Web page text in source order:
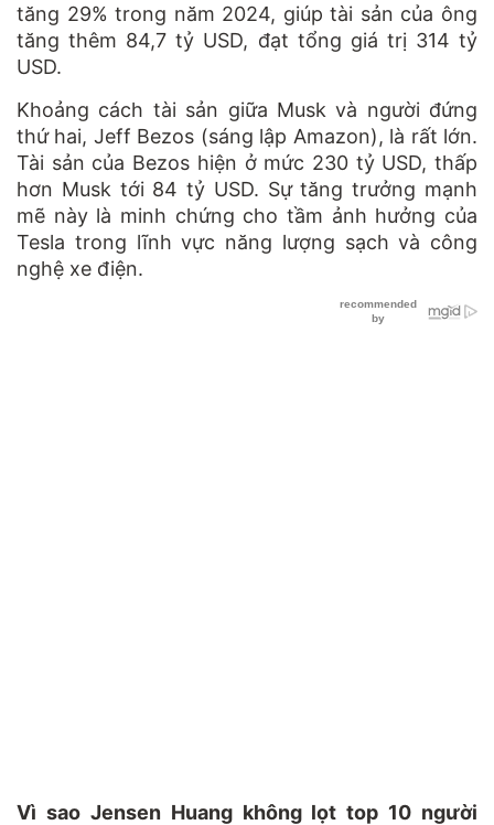
tăng 29% trong năm 2024, giúp tài sản của ông
tăng thêm 84,7 tỷ USD, đạt tổng giá trị 314 tỷ
USD.
Khoảng cách tài sản giữa Musk và người đứng
thứ hai, Jeff Bezos (sáng lập Amazon), là rất lớn.
Tài sản của Bezos hiện ở mức 230 tỷ USD, thấp
hơn Musk tới 84 tỷ USD. Sự tăng trưởng mạnh
mẽ này là minh chứng cho tầm ảnh hưởng của
Tesla trong lĩnh vực năng lượng sạch và công
nghệ xe điện.
Vì sao Jensen Huang không lọt top 10 người